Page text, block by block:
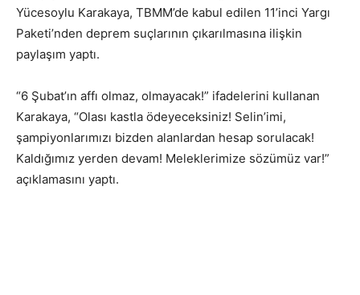
Yücesoylu Karakaya, TBMM’de kabul edilen 11’inci Yargı
Paketi’nden deprem suçlarının çıkarılmasına ilişkin
paylaşım yaptı.
“6 Şubat’ın affı olmaz, olmayacak!” ifadelerini kullanan
Karakaya, “Olası kastla ödeyeceksiniz! Selin’imi,
şampiyonlarımızı bizden alanlardan hesap sorulacak!
Kaldığımız yerden devam! Meleklerimize sözümüz var!”
açıklamasını yaptı.